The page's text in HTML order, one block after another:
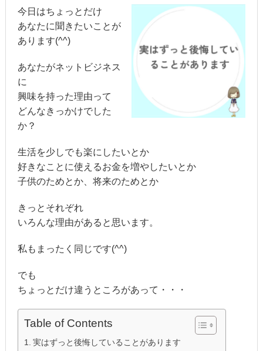
今日はちょっとだけ
あなたに聞きたいことが
あります(^^)
あなたがネットビジネス
に
興味を持った理由って
どんなきっかけでした
か？
生活を少しでも楽にしたいとか
好きなことに使えるお金を増やしたいとか
子供のためとか、将来のためとか
きっとそれぞれ
いろんな理由があると思います。
私もまったく同じです(^^)
でも
ちょっとだけ違うところがあって・・・
Table of Contents
実はずっと後悔していることがあります